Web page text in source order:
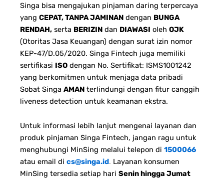
Singa bisa mengajukan pinjaman daring terpercaya
yang CEPAT, TANPA JAMINAN dengan BUNGA
RENDAH, serta BERIZIN dan DIAWASI oleh OJK
(Otoritas Jasa Keuangan) dengan surat izin nomor
KEP-47/D.05/2020. Singa Fintech juga memiliki
sertifikasi ISO dengan No. Sertifikat: ISMS1001242
yang berkomitmen untuk menjaga data pribadi
Sobat Singa AMAN terlindungi dengan fitur canggih
liveness detection untuk keamanan ekstra.
Untuk informasi lebih lanjut mengenai layanan dan
produk pinjaman Singa Fintech, jangan ragu untuk
menghubungi MinSing melalui telepon di 1500066
atau email di cs@singa.id. Layanan konsumen
MinSing tersedia setiap hari Senin hingga Jumat